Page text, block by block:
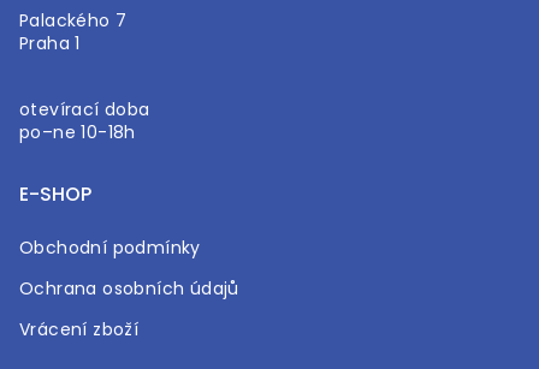
Palackého 7
Praha 1
otevírací doba
po–ne 10-18h
E-SHOP
Obchodní podmínky
Ochrana osobních údajů
Vrácení zboží